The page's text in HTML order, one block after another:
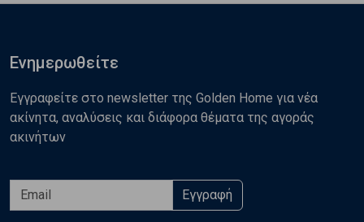
Ενημερωθείτε
Εγγραφείτε στο newsletter της Golden Home για νέα
ακίνητα, αναλύσεις και διάφορα θέματα της αγοράς
ακινήτων
Εγγραφή